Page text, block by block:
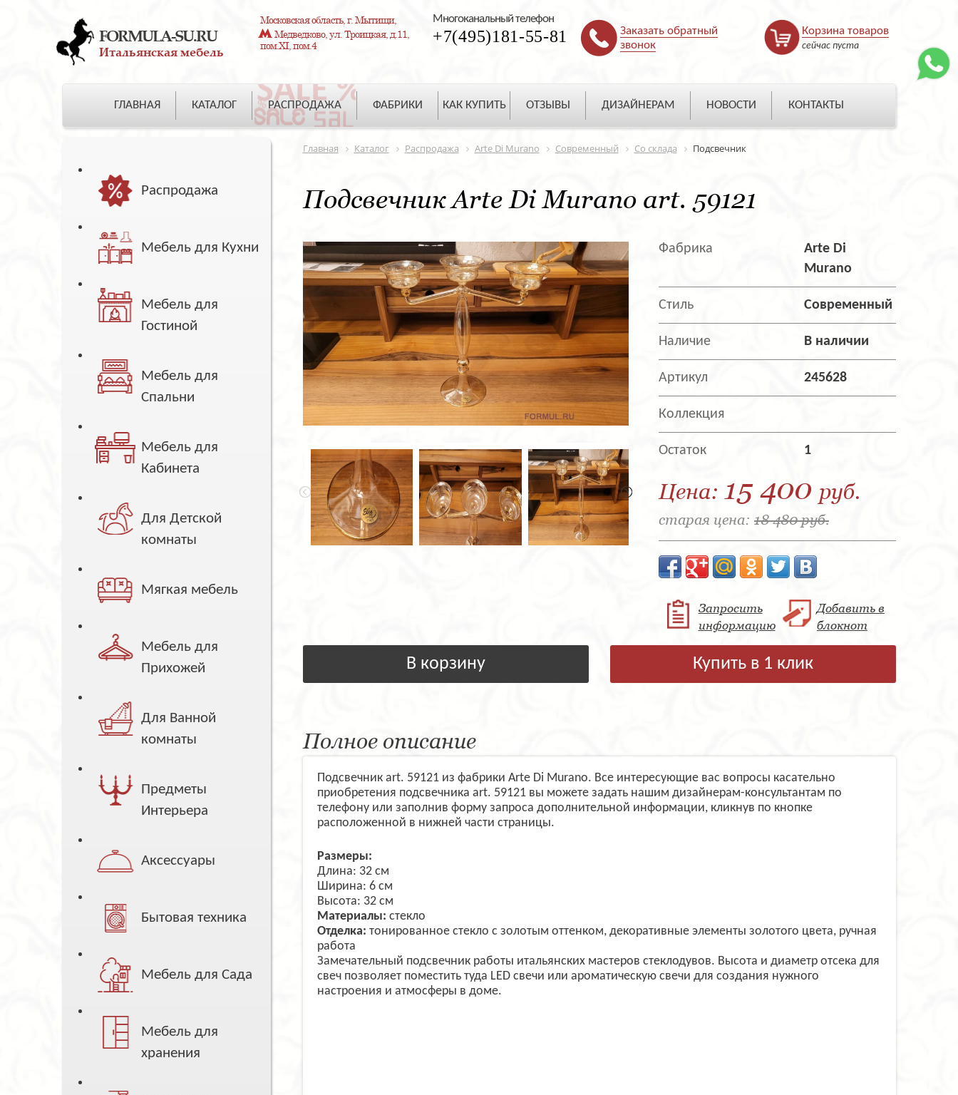
FORMULA-SU.RU
Итальянская мебель
Московская область, г. Мытищи,
Медведково, ул. Троицкая, д.11,
пом.XI, пом.4
Многоканальный телефон
+7(495)181-55-81
Заказать обратный
звонок
Корзина товаров
сейчас пуста
ГЛАВНАЯ КАТАЛОГ РАСПРОДАЖА ФАБРИКИ КАК КУПИТЬ ОТЗЫВЫ ДИЗАЙНЕРАМ НОВОСТИ КОНТАКТЫ
Распродажа
Мебель для Кухни
Мебель для
Гостиной
Мебель для
Спальни
Мебель для
Кабинета
Для Детской
комнаты
Мягкая мебель
Мебель для
Прихожей
Для Ванной
комнаты
Предметы
Интерьера
Аксессуары
Бытовая техника
Мебель для Сада
Мебель для
хранения
Главная Каталог Распродажа Arte Di Murano Современный Со склада Подсвечник
Подсвечник Arte Di Murano art. 59121
Фабрика
Arte Di
Murano
Стиль Современный
Наличие В наличии
Артикул 245628
Коллекция
Остаток 1
Цена: 15 400 руб.
старая цена: 18 480 руб.
Запросить
информацию
Добавить в
блокнот
В корзину Купить в 1 клик
Полное описание
Подсвечник art. 59121 из фабрики Arte Di Murano. Все интересующие вас вопросы касательно
приобретения подсвечника art. 59121 вы можете задать нашим дизайнерам-консультантам по
телефону или заполнив форму запроса дополнительной информации, кликнув по кнопке
расположенной в нижней части страницы.
Размеры:
Длина: 32 см
Ширина: 6 см
Высота: 32 см
Материалы: стекло
Отделка: тонированное стекло с золотым оттенком, декоративные элементы золотого цвета, ручная
работа
Замечательный подсвечник работы итальянских мастеров стеклодувов. Высота и диаметр отсека для
свеч позволяет поместить туда LED свечи или ароматическую свечи для создания нужного
настроения и атмосферы в доме.